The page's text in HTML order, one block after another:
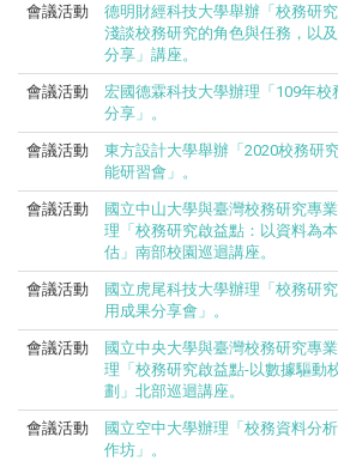
會議活動
德明財經科技大學舉辦「校務研
淺談校務研究的角色與任務，以
分享」講座。
會議活動
宏國德霖科技大學辦理「109年校
分享」。
會議活動
東方設計大學舉辦「2020校務研
能研習會」。
會議活動
國立中山大學與臺灣校務研究專
理「校務研究啟益點：以資料為
估」南部校園巡迴講座。
會議活動
國立虎尾科技大學辦理「校務研
用成果分享會」。
會議活動
國立中央大學與臺灣校務研究專
理「校務研究啟益點-以數據驅動
劃」北部巡迴講座。
會議活動
國立空中大學辦理「校務資料分
作坊」。